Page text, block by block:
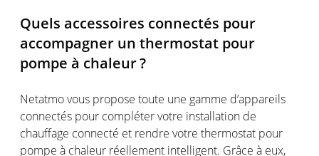
Quels accessoires connectés pour
accompagner un thermostat pour
pompe à chaleur?
Netatmovous propose toute une gamme d’appareils
connectés pour complétervotre installation de
chauffage connecté et rendre votre thermostat pour
pompe à chaleur réellement intelligent. Grâce à eux,